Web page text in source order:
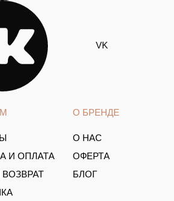
И ОПЛАТА
О БРЕНДЕ
О НАС
ОФЕРТА
БЛОГ
VK